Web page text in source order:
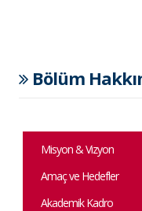
Bölüm
Misyon & Vizyon
Amaç ve Hedefler
Akademik Kadro